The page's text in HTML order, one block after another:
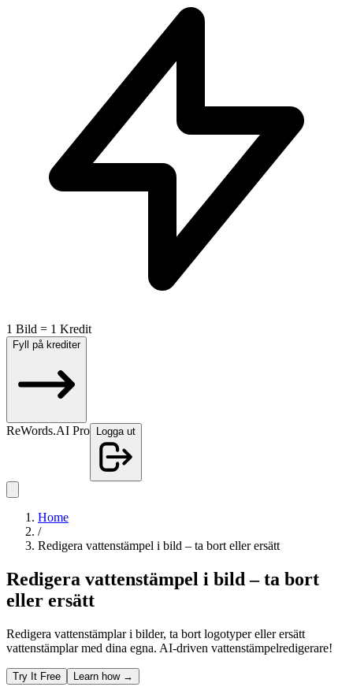
1 Bild = 1 Kredit
Fyll på krediter
ReWords.AI Pro Logga ut
Home
/
Redigera vattenstämpel i bild – ta bort eller ersätt
Redigera vattenstämpel i bild – ta bort
eller ersätt
Redigera vattenstämplar i bilder, ta bort logotyper eller ersätt
vattenstämplar med dina egna. AI-driven vattenstämpelredigerare!
Try It Free Learn how →